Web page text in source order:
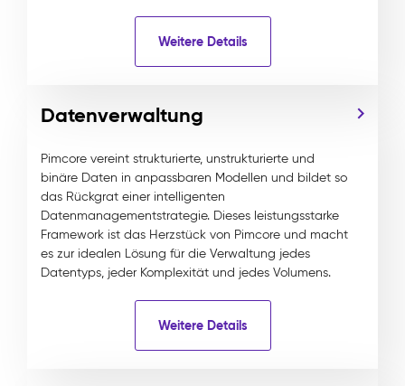
Weitere Details
Datenverwaltung
Pimcore vereint strukturierte, unstrukturierte und
binäre Daten in anpassbaren Modellen und bildet so
das Rückgrat einer intelligenten
Datenmanagementstrategie. Dieses leistungsstarke
Framework ist das Herzstück von Pimcore und macht
es zur idealen Lösung für die Verwaltung jedes
Datentyps, jeder Komplexität und jedes Volumens.
Weitere Details